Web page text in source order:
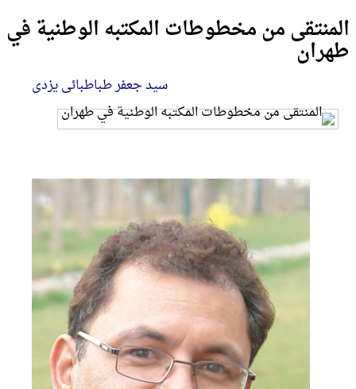
المنتقی من مخطوطات المکتبه الوطنیة في
طهران
سید جعفر طباطبائی یزدی